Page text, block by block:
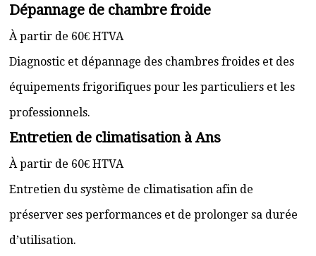
Dépannage de chambre froide
À partir de 60€ HTVA
Diagnostic et dépannage des chambres froides et des
équipements frigorifiques pour les particuliers et les
professionnels.
Entretien de climatisation à Ans
À partir de 60€ HTVA
Entretien du système de climatisation afin de
préserver ses performances et de prolonger sa durée
d’utilisation.